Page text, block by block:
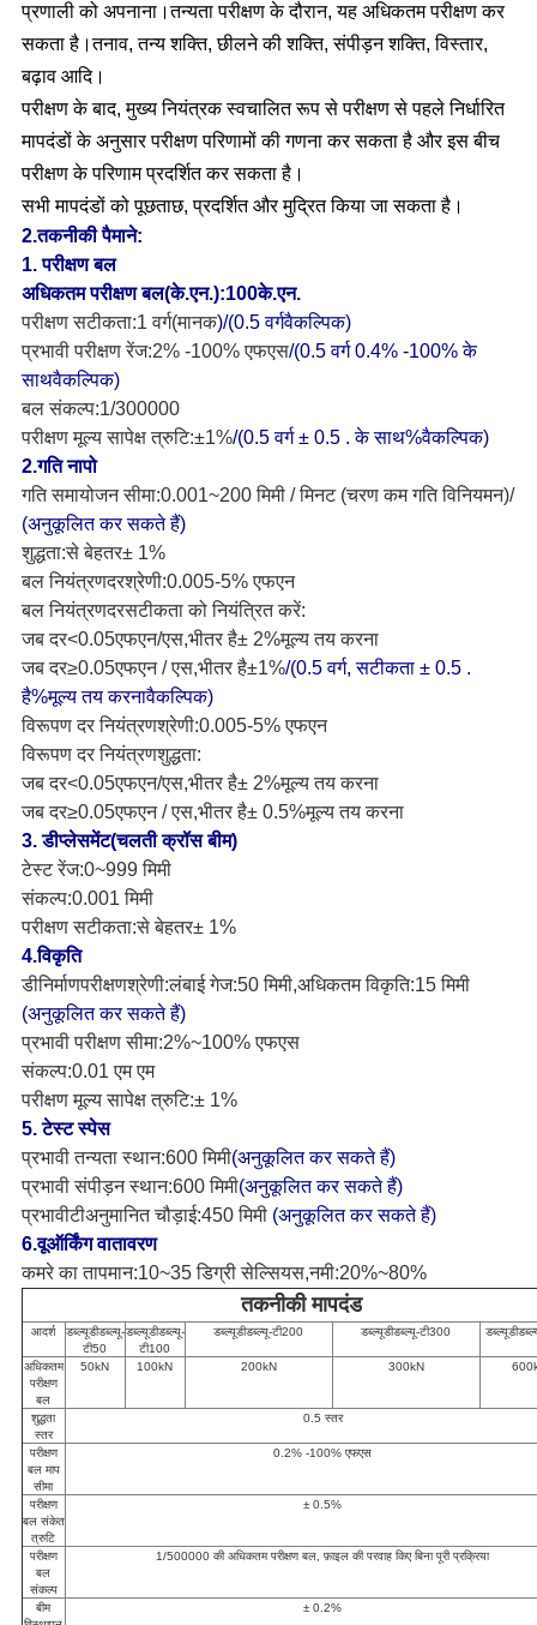
प्रणाली को अपनाना।तन्यता परीक्षण के दौरान, यह अधिकतम परीक्षण कर
सकता है।तनाव, तन्य शक्ति, छीलने की शक्ति, संपीड़न शक्ति, विस्तार,
बढ़ाव आदि।
परीक्षण के बाद, मुख्य नियंत्रक स्वचालित रूप से परीक्षण से पहले निर्धारित
मापदंडों के अनुसार परीक्षण परिणामों की गणना कर सकता है और इस बीच
परीक्षण के परिणाम प्रदर्शित कर सकता है।
सभी मापदंडों को पूछताछ, प्रदर्शित और मुद्रित किया जा सकता है।
2.तकनीकी पैमाने:
1. परीक्षण बल
अधिकतम परीक्षण बल(के.एन.):100के.एन.
परीक्षण सटीकता:1 वर्ग(मानक)/(0.5 वर्गवैकल्पिक)
प्रभावी परीक्षण रेंज:2% -100% एफएस/(0.5 वर्ग 0.4% -100% के
साथवैकल्पिक)
बल संकल्प:1/300000
परीक्षण मूल्य सापेक्ष त्रुटि:±1%/(0.5 वर्ग ± 0.5 . के साथ%वैकल्पिक)
2.गति नापो
गति समायोजन सीमा:0.001~200 मिमी / मिनट (चरण कम गति विनियमन)/
(अनुकूलित कर सकते हैं)
शुद्धता:से बेहतर± 1%
बल नियंत्रणदरश्रेणी:0.005-5% एफएन
बल नियंत्रणदरसटीकता को नियंत्रित करें:
जब दर<0.05एफएन/एस,भीतर है± 2%मूल्य तय करना
जब दर≥0.05एफएन / एस,भीतर है±1%/(0.5 वर्ग, सटीकता ± 0.5 .
है%मूल्य तय करनावैकल्पिक)
विरूपण दर नियंत्रणश्रेणी:0.005-5% एफएन
विरूपण दर नियंत्रणशुद्धता:
जब दर<0.05एफएन/एस,भीतर है± 2%मूल्य तय करना
जब दर≥0.05एफएन / एस,भीतर है± 0.5%मूल्य तय करना
3. डीप्लेसमेंट(चलती क्रॉस बीम)
टेस्ट रेंज:0~999 मिमी
संकल्प:0.001 मिमी
परीक्षण सटीकता:से बेहतर± 1%
4.विकृति
डीनिर्माणपरीक्षणश्रेणी:लंबाई गेज:50 मिमी,अधिकतम विकृति:15 मिमी
(अनुकूलित कर सकते हैं)
प्रभावी परीक्षण सीमा:2%~100% एफएस
संकल्प:0.01 एम एम
परीक्षण मूल्य सापेक्ष त्रुटि:± 1%
5. टेस्ट स्पेस
प्रभावी तन्यता स्थान:600 मिमी(अनुकूलित कर सकते हैं)
प्रभावी संपीड़न स्थान:600 मिमी(अनुकूलित कर सकते हैं)
प्रभावीटीअनुमानित चौड़ाई:450 मिमी (अनुकूलित कर सकते हैं)
6.वूऑर्किंग वातावरण
कमरे का तापमान:10~35 डिग्री सेल्सियस,नमी:20%~80%
तकनीकी मापदंड
आदर्श
डब्ल्यूडीडब्ल्यू-
टी50
डब्ल्यूडीडब्ल्यू-
टी100
डब्ल्यूडीडब्ल्यू-टी200 डब्ल्यूडीडब्ल्यू-टी300
अधिकतम
परीक्षण
बल
50kN 100kN 200kN 300kN
शुद्धता
स्तर
0.5 स्तर
परीक्षण
बल माप
सीमा
0.2% -100% एफएस
परीक्षण
बल संकेत
त्रुटि
± 0.5%
परीक्षण
बल
संकल्प
1/500000 की अधिकतम परीक्षण बल, फ़ाइल की परवाह किए बिना पूरी प्रक्रिया
बीम
± 0.2%